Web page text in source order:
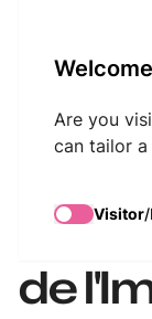
Are you
can tailor
Visitor/
de